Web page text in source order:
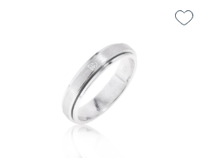
золото 750 пробы